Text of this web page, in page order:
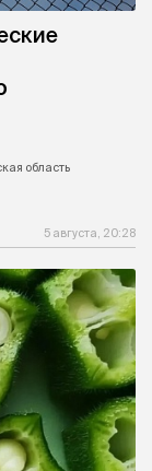
область
5 августа, 20:28